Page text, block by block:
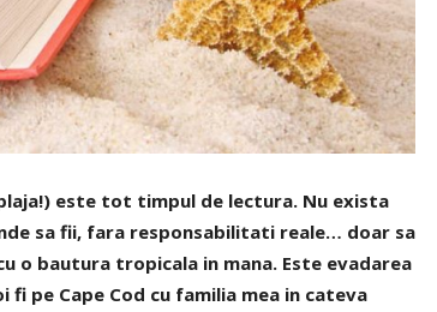
este tot timpul de lectura. Nu exista
sa fii, fara responsabilitati reale… doar sa
o bautura tropicala in mana. Este evadarea
pe Cape Cod cu familia mea in cateva